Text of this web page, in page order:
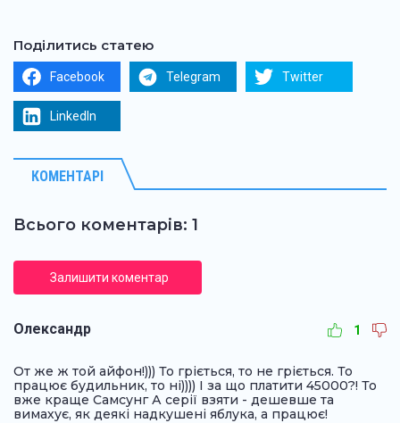
Поділитись статею
Facebook Telegram Twitter
LinkedIn
КОМЕНТАРІ
Всього коментарів: 1
Залишити коментар
Олександр 1
От же ж той айфон!))) То гріється, то не гріється. То
працює будильник, то ні)))) І за що платити 45000?! То
вже краще Самсунг А серії взяти - дешевше та
вимахує, як деякі надкушені яблука, а працює!